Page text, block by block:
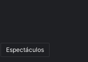
Espectáculos